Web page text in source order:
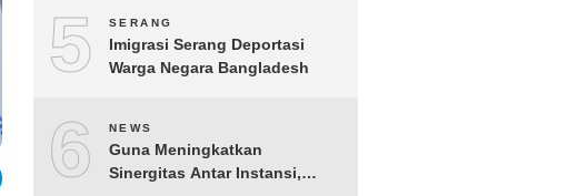
5 SERANG
Imigrasi Serang Deportasi
Warga Negara Bangladesh
6 NEWS
Guna Meningkatkan
Sinergitas Antar Instansi,